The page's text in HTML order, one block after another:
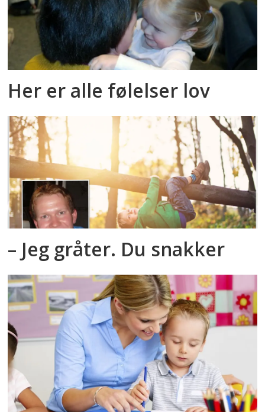
Her er alle følelser lov
– Jeg gråter. Du snakker